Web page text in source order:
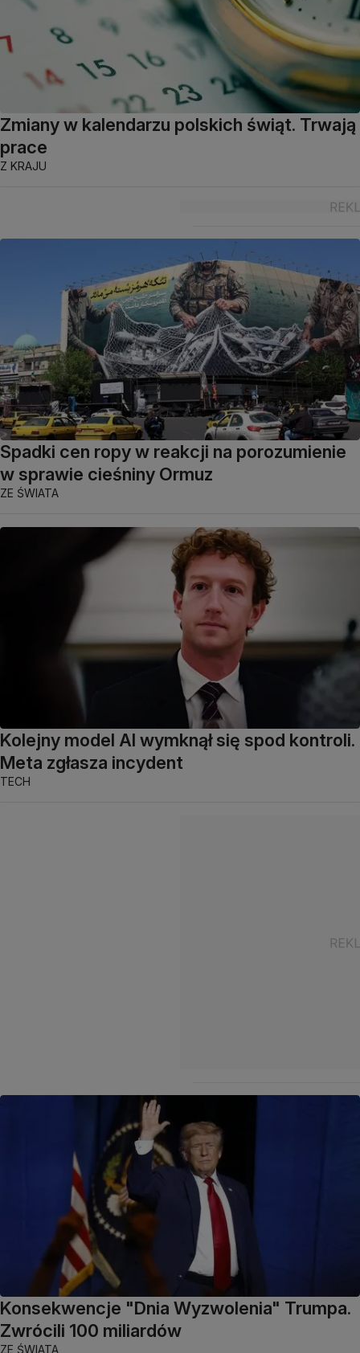
Zmiany w kalendarzu polskich świąt. Trwają
prace
Z KRAJU
Spadki cen ropy w reakcji na porozumienie
w sprawie cieśniny Ormuz
ZE ŚWIATA
Kolejny model AI wymknął się spod kontroli.
Meta zgłasza incydent
TECH
Konsekwencje "Dnia Wyzwolenia" Trumpa.
Zwrócili 100 miliardów
ZE ŚWIATA